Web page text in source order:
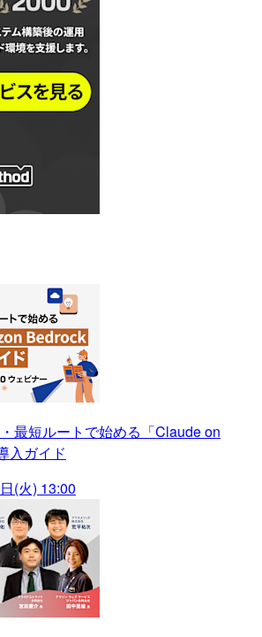
最短ルートで始める「Claude on
入ガイド
(火) 13:00